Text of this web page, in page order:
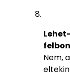
Nem,